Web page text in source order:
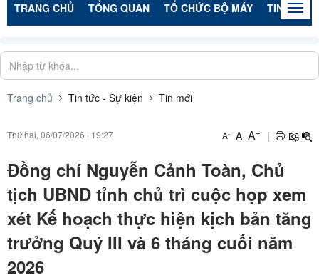
TRANG CHỦ TỔNG QUAN TỔ CHỨC BỘ MÁY TIN TỨC -
Trang chủ Tin tức - Sự kiện Tin mới
Thứ hai, 06/07/2026 | 19:27 A- A A+ |
Đồng chí Nguyễn Cảnh Toàn, Chủ
tịch UBND tỉnh chủ trì cuộc họp xem
xét Kế hoạch thực hiện kịch bản tăng
trưởng Quý III và 6 tháng cuối năm
2026